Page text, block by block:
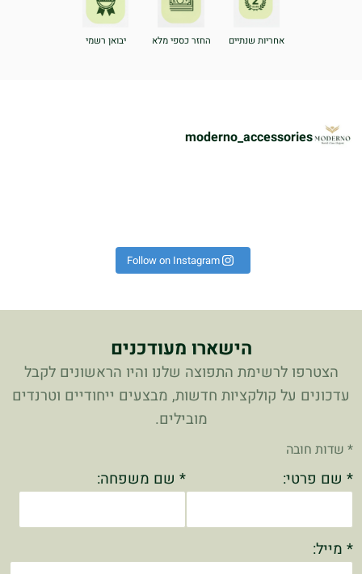
אחריות שנתיים החזר כספי מלא יבואן רשמי
moderno_accessories
Follow on Instagram
הישארו מעודכנים
הצטרפו לרשימת התפוצה שלנו והיו הראשונים לקבל
עדכונים על קולקציות חדשות, מבצעים ייחודיים וטרנדים
מובילים.
* שדות חובה
* שם פרטי: * שם משפחה:
* מייל: